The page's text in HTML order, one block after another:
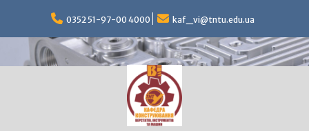
вмісту
0352 51-97-00 4000 kaf_vi@tntu.edu.ua